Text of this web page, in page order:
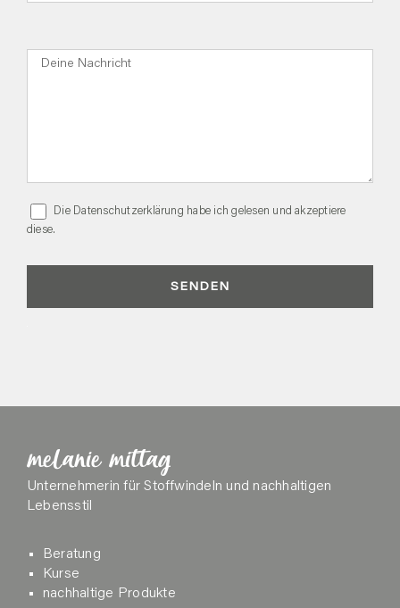
Die Datenschutzerklärung habe ich gelesen und akzeptiere
diese.
melanie mittag
Unternehmerin für Stoffwindeln und nachhaltigen
Lebensstil
Beratung
Kurse
nachhaltige Produkte